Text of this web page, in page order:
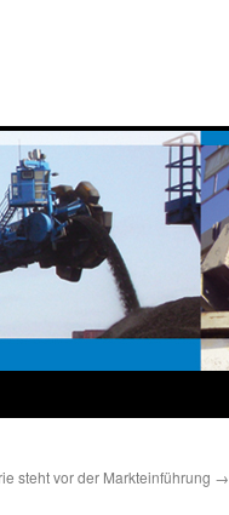
steht vor der Markteinführung →